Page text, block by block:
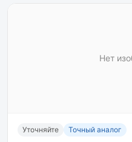
Нет
Уточняйте Точный аналог